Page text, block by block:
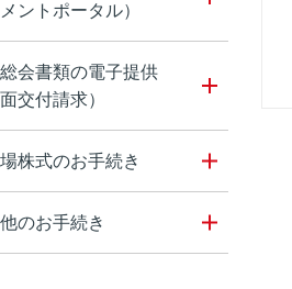
ントポータル）
会書類の電子提供
面交付請求）
株式のお手続き
のお手続き